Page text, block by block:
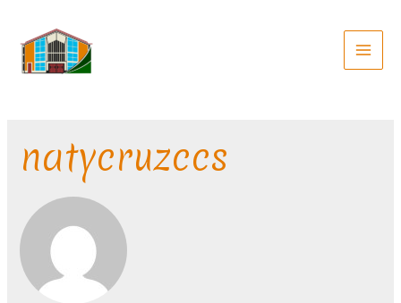
natycruzccs